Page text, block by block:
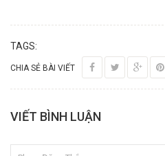
TAGS:
CHIA SẺ BÀI VIẾT
VIẾT BÌNH LUẬN